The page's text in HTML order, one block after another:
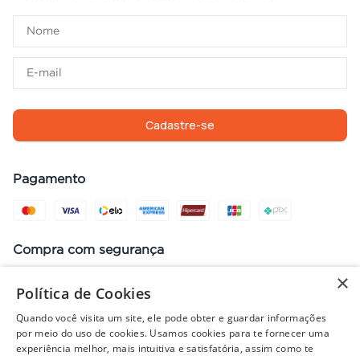
Cadastre-se
Pagamento
Compra com segurança
Preços, promoções, condições de pagamento e frete válidos apenas
para compras no site. Em caso de divergência, prevalece o valor do
×
Política de Cookies
Quando você visita um site, ele pode obter e guardar informações
por meio do uso de cookies. Usamos cookies para te fornecer uma
experiência melhor, mais intuitiva e satisfatória, assim como te